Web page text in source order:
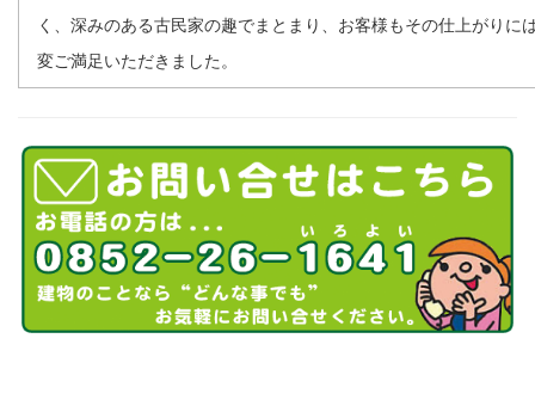
く、深みのある古民家の趣でまとまり、お客様もその仕上がりに
変ご満足いただきました。